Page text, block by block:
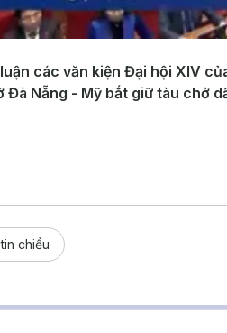
các văn kiện Đại hội XIV
Nẵng - Mỹ bắt giữ tàu chở
chiều